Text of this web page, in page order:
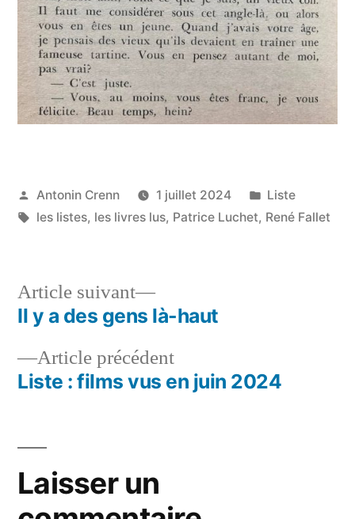
Publié
par
Antonin Crenn 1 juillet 2024
Publié
dans
Liste
Étiquettes :
les listes, les livres lus, Patrice Luchet, René Fallet
Navigation
deArticle précédentArticle
précédent :
Liste : films vus en juin 2024
Article suivant
Article
suivant :
Il y a des gens là-haut
Laisser un